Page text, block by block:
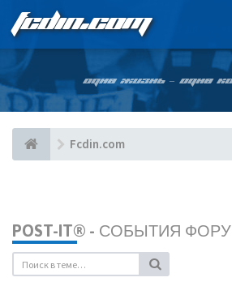
FCDIN.COM
ОДНА ЖИЗНЬ – ОДНА
Fcdin.com
POST-IT® - СОБЫТИЯ